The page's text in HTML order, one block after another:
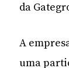
da
A
uma